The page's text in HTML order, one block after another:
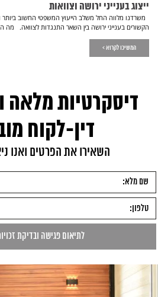
ייצוג בענייני ירושה וצוואות
משרדנו מלווה החל משלב הייעוץ המשפטי החשוב ביותר
הקשורים בענייני ירושה בין השאר התנגדות לצוואה. מה
המשיכו לקרוא >
דיסקרטיות מלאה
דין-לקוח
השאירו את הפרטים ואנו